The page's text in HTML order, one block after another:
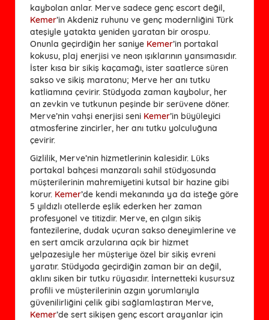
kaybolan anlar. Merve sadece genç escort değil,
Kemer’in Akdeniz ruhunu ve genç modernliğini Türk
ateşiyle yatakta yeniden yaratan bir orospu.
Onunla geçirdiğin her saniye Kemer’in portakal
kokusu, plaj enerjisi ve neon ışıklarının yansımasıdır.
İster kısa bir sikiş kaçamağı, ister saatlerce süren
sakso ve sikiş maratonu; Merve her anı tutku
katliamına çevirir. Stüdyoda zaman kaybolur, her
an zevkin ve tutkunun peşinde bir serüvene döner.
Merve’nin vahşi enerjisi seni Kemer’in büyüleyici
atmosferine zincirler, her anı tutku yolculuğuna
çevirir.
Gizlilik, Merve’nin hizmetlerinin kalesidir. Lüks
portakal bahçesi manzaralı sahil stüdyosunda
müşterilerinin mahremiyetini kutsal bir hazine gibi
korur. Kemer’de kendi mekanında ya da isteğe göre
5 yıldızlı otellerde eşlik ederken her zaman
profesyonel ve titizdir. Merve, en çılgın sikiş
fantezilerine, dudak uçuran sakso deneyimlerine ve
en sert amcik arzularına açık bir hizmet
yelpazesiyle her müşteriye özel bir sikiş evreni
yaratır. Stüdyoda geçirdiğin zaman bir an değil,
aklını siken bir tutku rüyasıdır. İnternetteki kusursuz
profili ve müşterilerinin azgın yorumlarıyla
güvenilirliğini çelik gibi sağlamlaştıran Merve,
Kemer’de sert sikişen genç escort arayanlar için